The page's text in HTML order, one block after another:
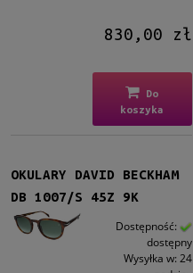
Czarny
(35)
Brązowy/Beżowy
(13)
Szary
(3)
Złoty(5)
Transparent (Clear)(2)
830,00 zł
Do
koszyka
OKULARY DAVID BECKHAM
DB 1007/S 45Z 9K
Dostępność:
dostępny
Wysyłka w: 24